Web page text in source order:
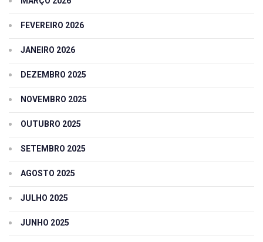
FEVEREIRO 2026
JANEIRO 2026
DEZEMBRO 2025
NOVEMBRO 2025
OUTUBRO 2025
SETEMBRO 2025
AGOSTO 2025
JULHO 2025
JUNHO 2025